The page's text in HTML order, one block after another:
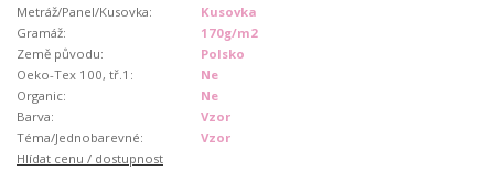
Metráž/Panel/Kusovka:
Kusovka
Gramáž:
170g/m2
Země původu:
Polsko
Oeko-Tex 100, tř.1:
Ne
Organic:
Ne
Barva:
Vzor
Téma/Jednobarevné:
Vzor
Hlídat cenu / dostupnost